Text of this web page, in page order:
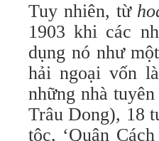
Tuy nhiên, từ
1903 khi các
dụng nó như
hải ngoại vốn
những nhà
Trâu Dong), 18
tộc, ‘Quân